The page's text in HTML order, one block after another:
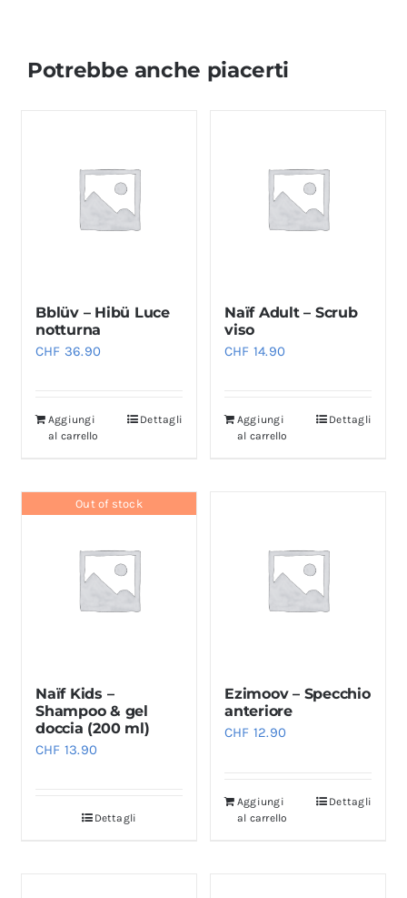
Potrebbe anche piacerti
Bblüv – Hibü Luce
notturna
CHF 36.90
Aggiungi
al carrello
Dettagli
Naïf Adult – Scrub
viso
CHF 14.90
Aggiungi
al carrello
Dettagli
Out of stock
Naïf Kids –
Shampoo & gel
doccia (200 ml)
CHF 13.90
Dettagli
Ezimoov – Specchio
anteriore
CHF 12.90
Aggiungi
al carrello
Dettagli